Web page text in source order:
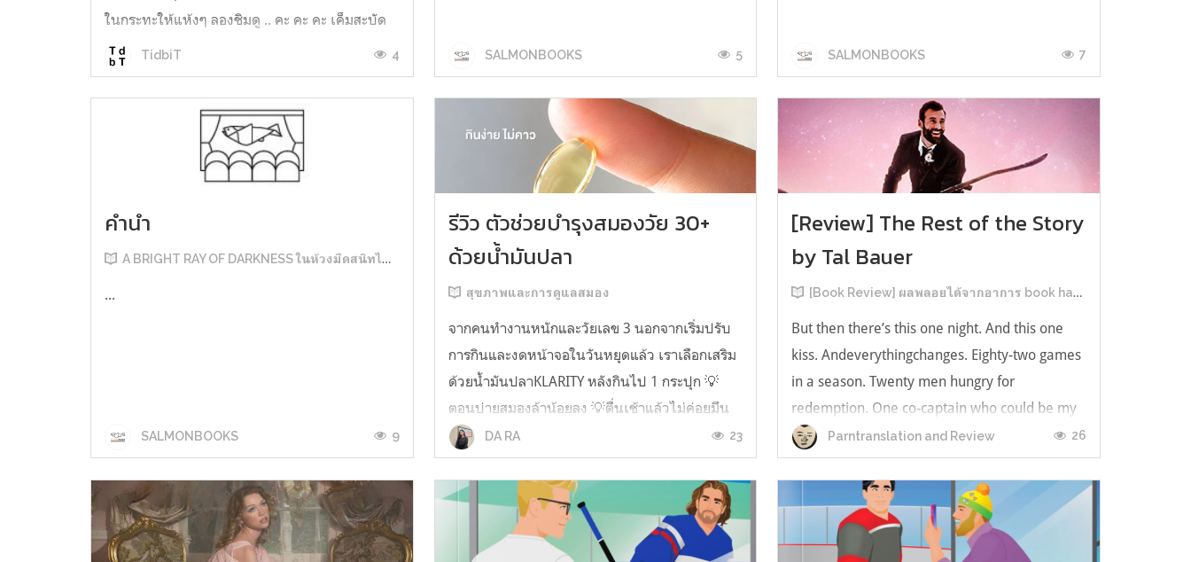
ในกระทะให้แห้งๆ ลองชิมดู .. คะ คะ คะ เค็มสะบัด
O o" ... แบบใช้โควต้ากินโซเดียมทั้งสัปดาห์
ต้องหาผักนึ่ง ...
TidbiT 4 SALMONBOOKS 5 SALMONBOOKS 7
คำนำ
A BRIGHT RAY OF DARKNESS ในห้วงมืดสนิทไม่มิดแสง
...
SALMONBOOKS 9
รีวิว ตัวช่วยบำรุงสมองวัย 30+
ด้วยน้ำมันปลา
สุขภาพและการดูแลสมอง
จากคนทำงานหนักและวัยเลข 3 นอกจากเริ่มปรับ
การกินและงดหน้าจอในวันหยุดแล้ว เราเลือกเสริม
ด้วยน้ำมันปลาKLARITY หลังกินไป 1 กระปุก 💡
ตอนบ่ายสมองล้าน้อยลง 💡ตื่นเช้าแล้วไม่ค่อยมึน
หัว 💡ไอเดียไม่ตัน ยิ่งทำงานสาย Content แนะนำ
ว่าควรมี ชอบตรงที่ไม่มีกลิ่นคาวเลย กินง่ายสุด
ตั้งแต่เคยกินน้ำมันปลามาเลย ใครที่เคยกิ...
DA RA 23
[Review] The Rest of the Story
by Tal Bauer
[Book Review] ผลพลอยได้จากอาการ book hangover หลังอ่านสารพัน MM Romance
But then there’s this one night. And this one
kiss. Andeverythingchanges. Eighty-two games
in a season. Twenty men hungry for
redemption. One co-captain who could be my
forever. This is the rest of the story. หลังอ่าน
แบบฟีลกู้ดติดๆ กันแล้ว เลยอยากได้ความแสบ
ทรวงในชีวิตบ้าง (หาเรื่อง!) เล่มนี้คู่หูเอ...
Parntranslation and Review 26